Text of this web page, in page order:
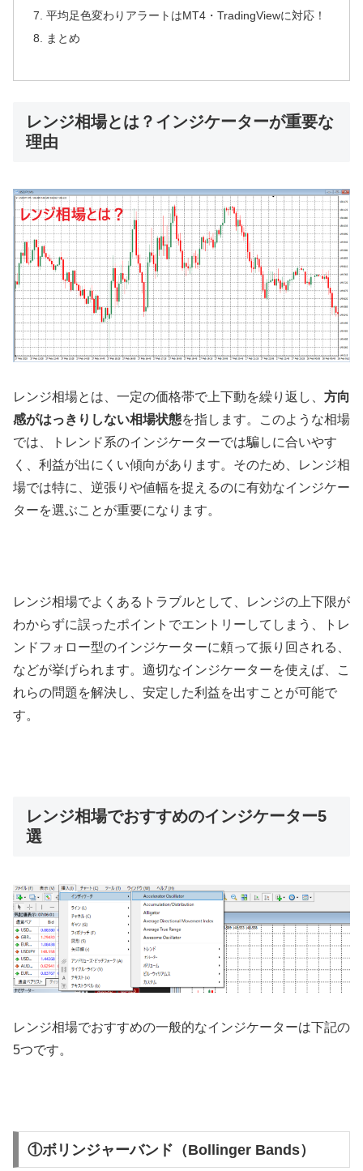
平均足色変わりアラートはMT4・TradingViewに対応！
まとめ
レンジ相場とは？インジケーターが重要な
理由
レンジ相場とは、一定の価格帯で上下動を繰り返し、 方向
感がはっきりしない相場状態を指します。このような相場
では、トレンド系のインジケーターでは騙しに合いやす
く、利益が出にくい傾向があります。そのため、レンジ相
場では特に、逆張りや値幅を捉えるのに有効なインジケー
ターを選ぶことが重要になります。
レンジ相場でよくあるトラブルとして、レンジの上下限が
わからずに誤ったポイントでエントリーしてしまう、トレ
ンドフォロー型のインジケーターに頼って振り回される、
などが挙げられます。適切なインジケーターを使えば、こ
れらの問題を解決し、安定した利益を出すことが可能で
す。
レンジ相場でおすすめのインジケーター5
選
レンジ相場でおすすめの一般的なインジケーターは下記の
5つです。
①ボリンジャーバンド（Bollinger Bands）